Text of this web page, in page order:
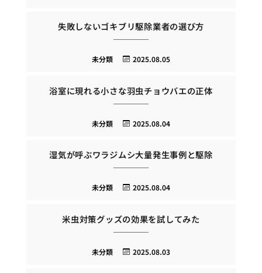
失敗しないゴキブリ駆除業者の選び方
2025.08.05
未分類
浴室に現れる小さな羽虫チョウバエの正体
2025.08.04
未分類
湿気が呼ぶワラジムシ大量発生事例と駆除
2025.08.04
未分類
米虫対策グッズの効果を試してみた
2025.08.03
未分類